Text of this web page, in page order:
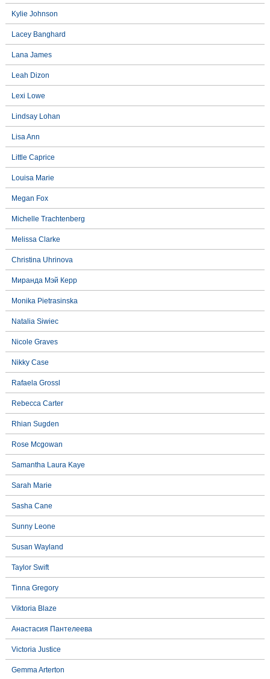
Kylie Johnson
Lacey Banghard
Lana James
Leah Dizon
Lexi Lowe
Lindsay Lohan
Lisa Ann
Little Caprice
Louisa Marie
Megan Fox
Michelle Trachtenberg
Melissa Clarke
Christina Uhrinova
Миранда Мэй Керр
Monika Pietrasinska
Natalia Siwiec
Nicole Graves
Nikky Case
Rafaela Grossl
Rebecca Carter
Rhian Sugden
Rose Mcgowan
Samantha Laura Kaye
Sarah Marie
Sasha Cane
Sunny Leone
Susan Wayland
Taylor Swift
Tinna Gregory
Viktoria Blaze
Анастасия Пантелеева
Victoria Justice
Gemma Arterton